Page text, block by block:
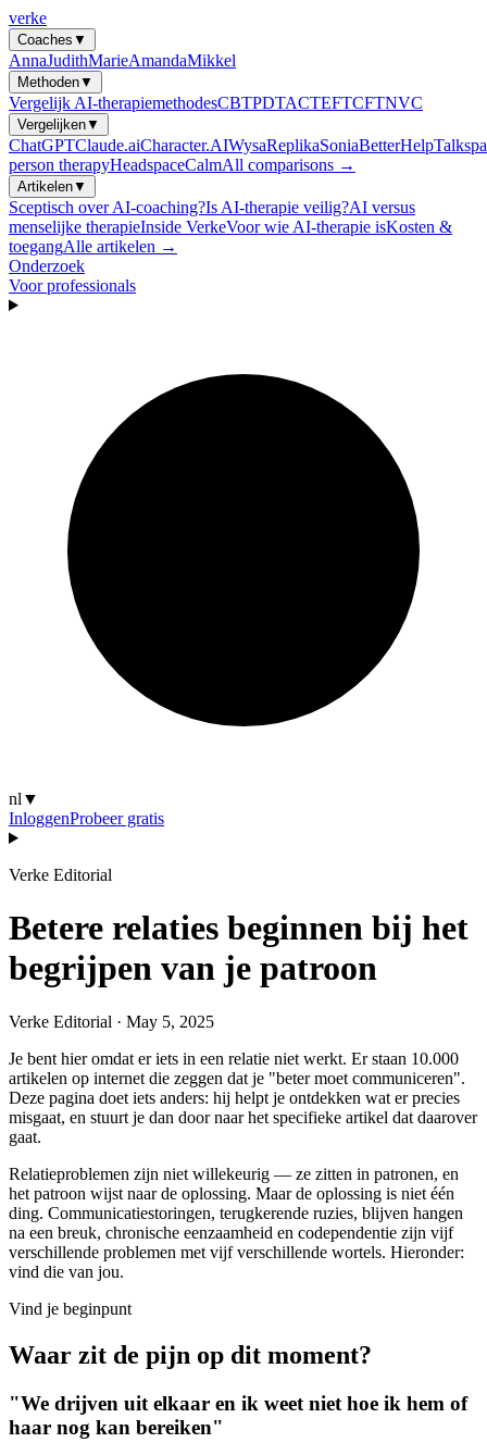
verke
Coaches ▼
AnnaJudithMarieAmandaMikkel
Methoden▼
Vergelijk AI-therapiemethodesCBTPDTACTEFTCFTNVC
Vergelijken▼
ChatGPTClaude.aiCharacter.AIWysaReplikaSoniaBetterHelp
person therapyHeadspaceCalmAll comparisons →
Artikelen▼
Sceptisch over AI-coaching?Is AI-therapie veilig?AI versus
menselijke therapieInside VerkeVoor wie AI-therapie isKosten &
toegangAlle artikelen →
Onderzoek
Voor professionals
nl ▼
InloggenProbeer gratis
Verke Editorial
Betere relaties beginnen bij het
begrijpen van je patroon
Verke Editorial · May 5, 2025
Je bent hier omdat er iets in een relatie niet werkt. Er staan 10.000
artikelen op internet die zeggen dat je "beter moet communiceren".
Deze pagina doet iets anders: hij helpt je ontdekken wat er precies
misgaat, en stuurt je dan door naar het specifieke artikel dat daarover
gaat.
Relatieproblemen zijn niet willekeurig — ze zitten in patronen, en
het patroon wijst naar de oplossing. Maar de oplossing is niet één
ding. Communicatiestoringen, terugkerende ruzies, blijven hangen
na een breuk, chronische eenzaamheid en codependentie zijn vijf
verschillende problemen met vijf verschillende wortels. Hieronder:
vind die van jou.
Vind je beginpunt
Waar zit de pijn op dit moment?
"We drijven uit elkaar en ik weet niet hoe ik hem of
haar nog kan bereiken"